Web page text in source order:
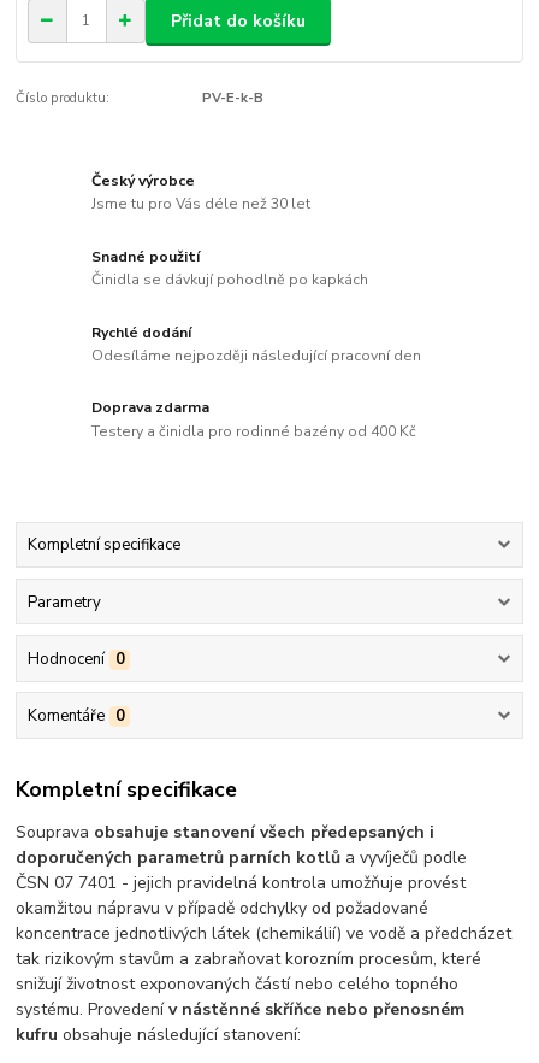
Přidat do košíku
Číslo produktu: PV-E-k-B
Český výrobce
Jsme tu pro Vás déle než 30 let
Snadné použití
Činidla se dávkují pohodlně po kapkách
Rychlé dodání
Odesíláme nejpozději následující pracovní den
Doprava zdarma
Testery a činidla pro rodinné bazény od 400 Kč
Kompletní specifikace
Parametry
Hodnocení 0
Komentáře 0
Kompletní specifikace
Souprava obsahuje stanovení všech předepsaných i
doporučených parametrů parních kotlů a vyvíječů podle
ČSN 07 7401 - jejich pravidelná kontrola umožňuje provést
okamžitou nápravu v případě odchylky od požadované
koncentrace jednotlivých látek (chemikálií) ve vodě a předcházet
tak rizikovým stavům a zabraňovat korozním procesům, které
snižují životnost exponovaných částí nebo celého topného
systému. Provedenív nástěnné skříňce nebo přenosném
kufru obsahuje následující stanovení: